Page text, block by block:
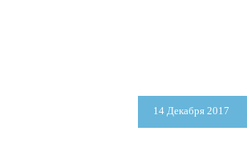
14 Декабря 2017